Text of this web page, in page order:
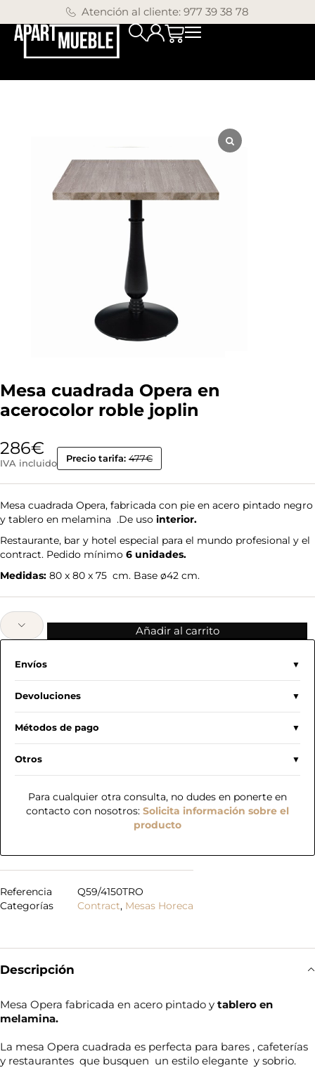
Atención al cliente: 977 39 38 78
Mesa cuadrada Opera en
acerocolor roble joplin
286€
IVA incluido Precio tarifa: 477€
Mesa cuadrada Opera, fabricada con pie en acero pintado negro
y tablero en melamina .De uso interior.
Restaurante, bar y hotel especial para el mundo profesional y el
contract. Pedido mínimo 6 unidades.
Medidas: 80 x 80 x 75 cm. Base ø42 cm.
Añadir al carrito
Envíos
Devoluciones
Métodos de pago
Otros
Para cualquier otra consulta, no dudes en ponerte en
contacto con nosotros: Solicita información sobre el
producto
Referencia
Q59/4150TRO
Categorías
Contract, Mesas Horeca
Descripción
Mesa Opera fabricada en acero pintado y tablero en
melamina.
La mesa Opera cuadrada es perfecta para bares , cafeterías
y restaurantes que busquen un estilo elegante y sobrio.